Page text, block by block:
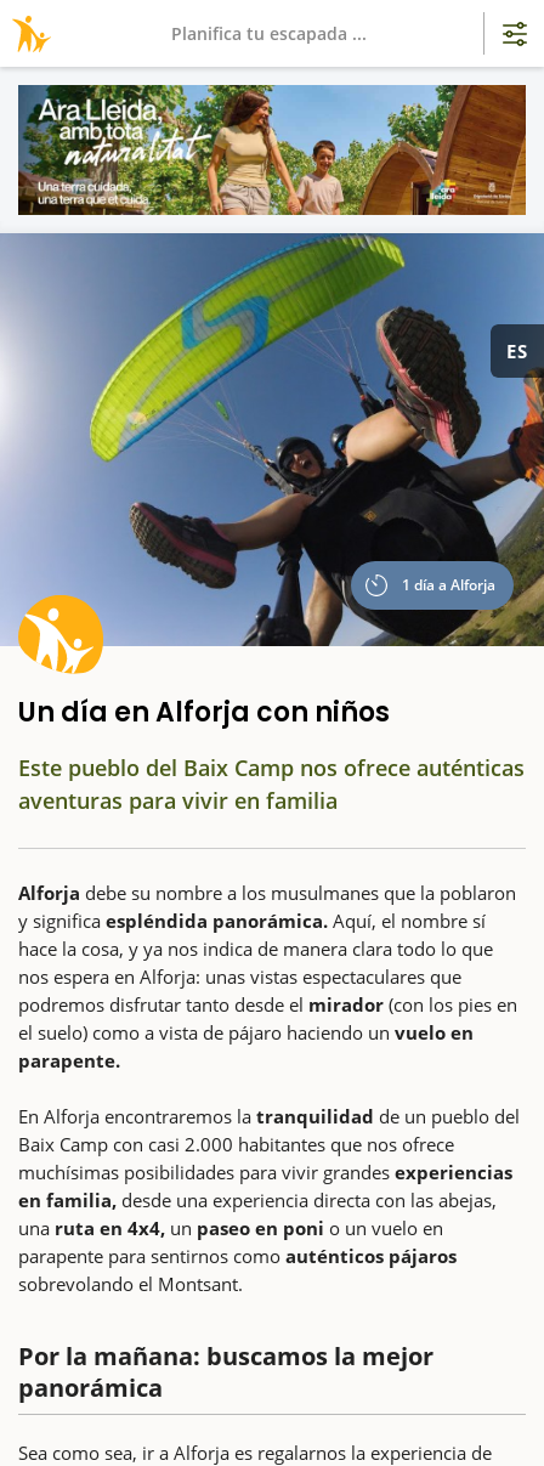
ES
Un día en Alforja con niños
1 día a Alforja
Este pueblo del Baix Camp nos ofrece auténticas
aventuras para vivir en familia
Alforja debe su nombre a los musulmanes que la poblaron
y significa espléndida panorámica. Aquí, el nombre sí
hace la cosa, y ya nos indica de manera clara todo lo que
nos espera en Alforja: unas vistas espectaculares que
podremos disfrutar tanto desde el mirador (con los pies en
el suelo) como a vista de pájaro haciendo un vuelo en
parapente.
En Alforja encontraremos la tranquilidad de un pueblo del
Baix Camp con casi 2.000 habitantes que nos ofrece
muchísimas posibilidades para vivir grandes experiencias
en familia, desde una experiencia directa con las abejas,
una ruta en 4x4, un paseo en poni o un vuelo en
parapente para sentirnos como auténticos pájaros
sobrevolando el Montsant.
Por la mañana: buscamos la mejor
panorámica
Sea como sea, ir a Alforja es regalarnos la experiencia de
Planifica tu escapada ...